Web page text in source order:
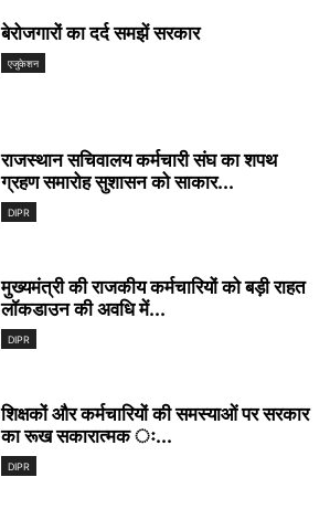
बेरोजगारों का दर्द समझें सरकार
एजुकेशन
राजस्थान सचिवालय कर्मचारी संघ का शपथ
ग्रहण समारोह सुशासन को साकार...
DIPR
मुख्यमंत्री की राजकीय कर्मचारियों को बड़ी राहत
लॉकडाउन की अवधि में...
DIPR
शिक्षकों और कर्मचारियों की समस्याओं पर सरकार
का रूख सकारात्मक ः...
DIPR